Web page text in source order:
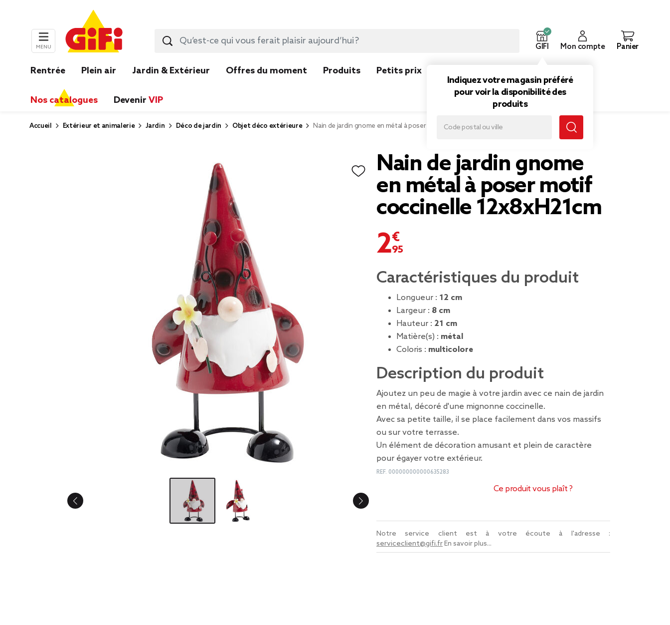
MENU GIFI
Indiquez votre magasin préféré
pour voir la disponibilité des
produits
Mon compte Panier
Rentrée Plein air Jardin & Extérieur Offres du moment Produits Petits prix
Nos catalogues Devenir VIP
Accueil Extérieur et animalerie Jardin Déco de jardin Objet déco extérieure Nain de jardin gnome en métal à poser motif coccinelle 12x8xH21cm
Nain de jardin gnome
en métal à poser motif
coccinelle 12x8xH21cm
2,95 €
Caractéristiques du produit
Longueur : 12 cm
Largeur : 8 cm
Hauteur : 21 cm
Matière(s) : métal
Coloris : multicolore
Description du produit
Ajoutez un peu de magie à votre jardin avec ce nain de jardin
en métal, décoré d'une mignonne coccinelle.
Avec sa petite taille, il se place facilement dans vos massifs
ou sur votre terrasse.
Un élément de décoration amusant et plein de caractère
pour égayer votre extérieur.
REF. 000000000000635283
Ce produit vous plaît ?
Notre service client est à votre écoute à l'adresse :
serviceclient@gifi.frEn savoir plus...